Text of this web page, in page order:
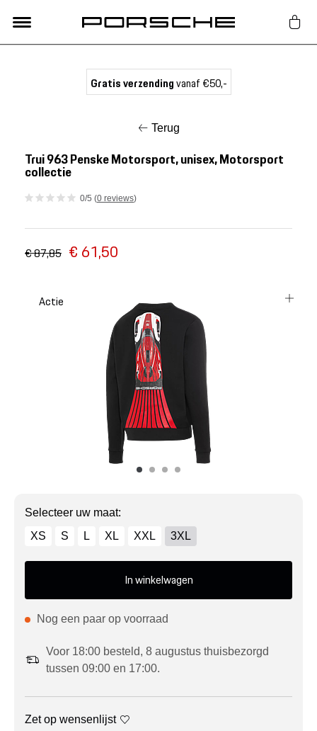
Nieuw
Porsche informatie
Gratis verzendingvanaf €50,-
Terug
Trui 963 Penske Motorsport, unisex, Motorsport
collectie
0/5 (0 reviews)
€ 87,85 € 61,50
Actie
Selecteer uw maat:
XS
S L XL XXL 3XL
In winkelwagen
Nog een paar op voorraad
Voor 18:00 besteld, 8 augustus thuisbezorgd
tussen 09:00 en 17:00.
Zet op wensenlijst